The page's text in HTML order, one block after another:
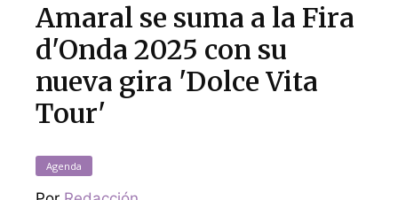
Amaral se suma a la Fira
d'Onda 2025 con su
nueva gira 'Dolce Vita
Tour'
Agenda